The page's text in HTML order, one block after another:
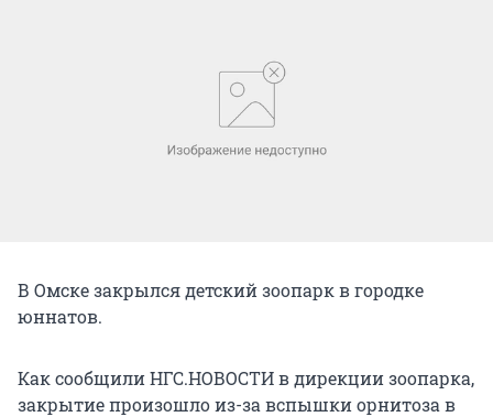
В Омске закрылся детский зоопарк в городке
юннатов.
Как сообщили НГС.НОВОСТИ в дирекции зоопарка,
закрытие произошло из-за вспышки орнитоза в